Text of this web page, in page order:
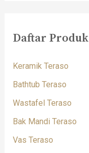
Daftar Produk
Keramik Teraso
Bathtub Teraso
Wastafel Teraso
Bak Mandi Teraso
Vas Teraso